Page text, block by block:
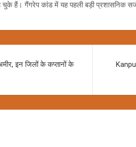
हैं। गैंगरेप कांड में यह पहली बड़ी प्रशासनिक
इन जिलों के कप्तानों के